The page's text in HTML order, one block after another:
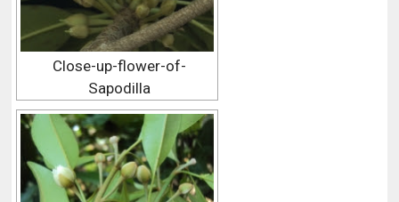
Close-up-flower-of-
Sapodilla